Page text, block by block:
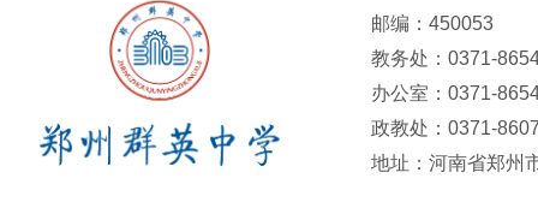
邮编：450053
教务处：0371-
办公室：0371-
政教处：0371-
地址：河南省郑州